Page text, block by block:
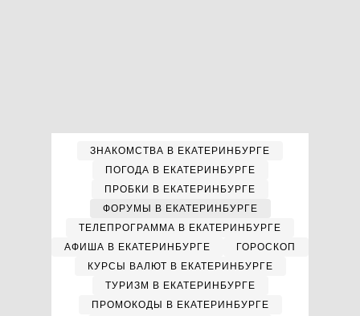
ЗНАКОМСТВА В ЕКАТЕРИНБУРГЕ
ПОГОДА В ЕКАТЕРИНБУРГЕ
ПРОБКИ В ЕКАТЕРИНБУРГЕ
ФОРУМЫ В ЕКАТЕРИНБУРГЕ
ТЕЛЕПРОГРАММА В ЕКАТЕРИНБУРГЕ
АФИША В ЕКАТЕРИНБУРГЕ
ГОРОСКОП
КУРСЫ ВАЛЮТ В ЕКАТЕРИНБУРГЕ
ТУРИЗМ В ЕКАТЕРИНБУРГЕ
ПРОМОКОДЫ В ЕКАТЕРИНБУРГЕ